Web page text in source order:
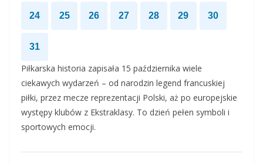
24 25 26 27 28 29 30
31
Piłkarska historia zapisała 15 października wiele
ciekawych wydarzeń – od narodzin legend francuskiej
piłki, przez mecze reprezentacji Polski, aż po europejskie
występy klubów z Ekstraklasy. To dzień pełen symboli i
sportowych emocji.